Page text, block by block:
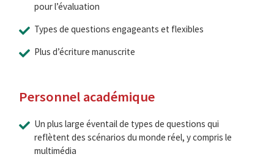
pour l’évaluation
Types de questions engageants et flexibles
Plus d’écriture manuscrite
Personnel académique
Un plus large éventail de types de questions qui
reflètent des scénarios du monde réel, y compris le
multimédia